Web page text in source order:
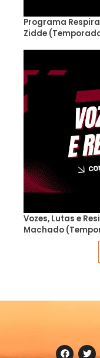
Programa
Zidde
Vozes, Lutas e
Machado